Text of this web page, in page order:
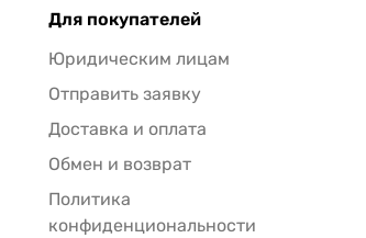
Для покупателей
Юридическим лицам
Отправить заявку
Доставка и оплата
Обмен и возврат
Политика
конфиденциональности